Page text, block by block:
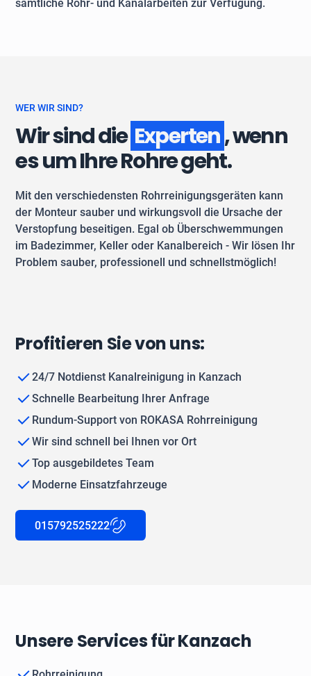
sämtliche Rohr- und Kanalarbeiten zur Verfügung.
WER WIR SIND?
Wir sind die Experten, wenn
es um Ihre Rohre geht.
Mit den verschiedensten Rohrreinigungsgeräten kann
der Monteur sauber und wirkungsvoll die Ursache der
Verstopfung beseitigen. Egal ob Überschwemmungen
im Badezimmer, Keller oder Kanalbereich - Wir lösen Ihr
Problem sauber, professionell und schnellstmöglich!
Profitieren Sie von uns:
24/7 Notdienst Kanalreinigung in Kanzach
Schnelle Bearbeitung Ihrer Anfrage
Rundum-Support von ROKASA Rohrreinigung
Wir sind schnell bei Ihnen vor Ort
Top ausgebildetes Team
Moderne Einsatzfahrzeuge
015792525222
Unsere Services für Kanzach